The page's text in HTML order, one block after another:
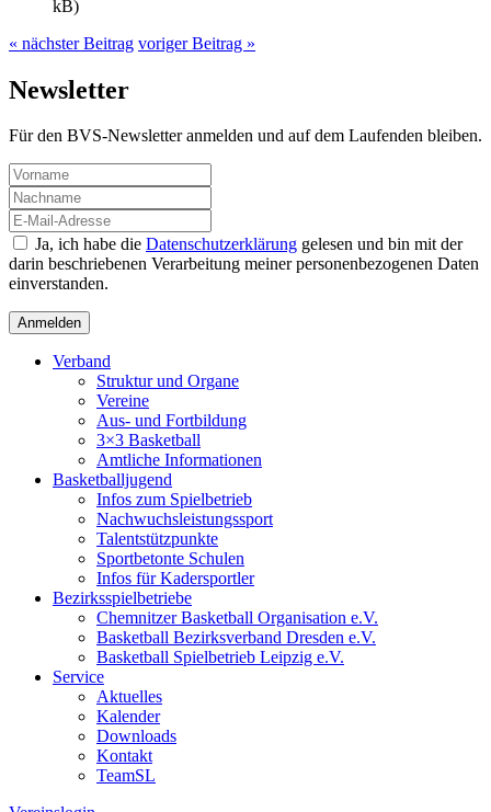
kB)
« nächster Beitrag voriger Beitrag »
Newsletter
Für den BVS-Newsletter anmelden und auf dem Laufenden bleiben.
Ja, ich habe die Datenschutzerklärung gelesen und bin mit der
darin beschriebenen Verarbeitung meiner personenbezogenen Daten
einverstanden.
Verband
Struktur und Organe
Vereine
Aus- und Fortbildung
3×3 Basketball
Amtliche Informationen
Basketballjugend
Infos zum Spielbetrieb
Nachwuchsleistungssport
Talentstützpunkte
Sportbetonte Schulen
Infos für Kadersportler
Bezirksspielbetriebe
Chemnitzer Basketball Organisation e.V.
Basketball Bezirksverband Dresden e.V.
Basketball Spielbetrieb Leipzig e.V.
Service
Aktuelles
Kalender
Downloads
Kontakt
TeamSL